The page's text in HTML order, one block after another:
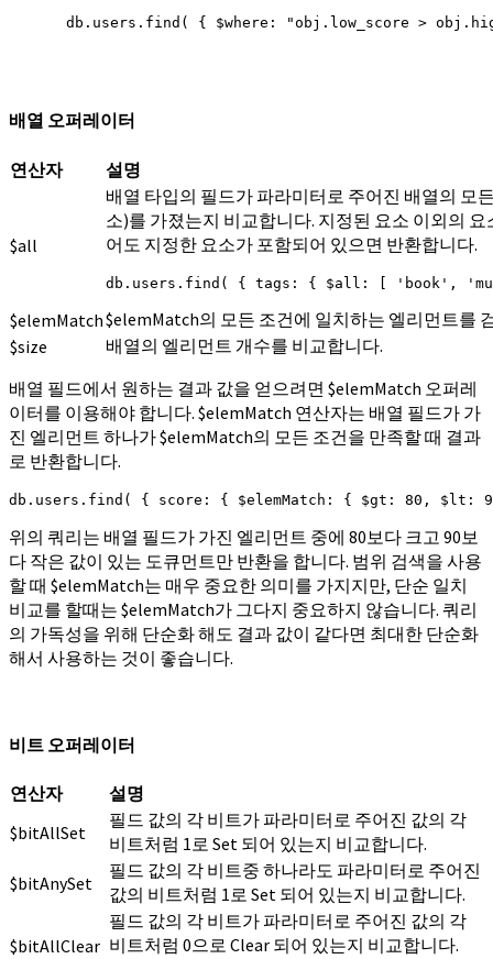
db.users.find( { $where: "obj.low_score >
배열 오퍼레이터
연산자 설명
$all
배열 타입의 필드가 파라미터로 주어진 배열의 모
소)를 가졌는지 비교합니다. 지정된 요소 이외의 요
어도 지정한 요소가 포함되어 있으면 반환합니다.
db.users.find( { tags: { $all: [ 'book',
$elemMatch$elemMatch의 모든 조건에 일치하는 엘리먼트를
$size
배열의 엘리먼트 개수를 비교합니다.
배열 필드에서 원하는 결과 값을 얻으려면 $elemMatch 오퍼레
이터를 이용해야 합니다. $elemMatch 연산자는 배열 필드가 가
진 엘리먼트 하나가 $elemMatch의 모든 조건을 만족할 때 결과
로 반환합니다.
db.users.find( { score: { $elemMatch: { $gt: 80,
위의 쿼리는 배열 필드가 가진 엘리먼트 중에 80보다 크고 90보
다 작은 값이 있는 도큐먼트만 반환을 합니다. 범위 검색을 사용
할 때 $elemMatch는 매우 중요한 의미를 가지지만, 단순 일치
비교를 할때는 $elemMatch가 그다지 중요하지 않습니다. 쿼리
의 가독성을 위해 단순화 해도 결과 값이 같다면 최대한 단순화
해서 사용하는 것이 좋습니다.
비트 오퍼레이터
연산자
설명
$bitAllSet
필드 값의 각 비트가 파라미터로 주어진 값의 각
비트처럼 1로 Set 되어 있는지 비교합니다.
$bitAnySet
필드 값의 각 비트중 하나라도 파라미터로 주어진
값의 비트처럼 1로 Set 되어 있는지 비교합니다.
$bitAllClear
필드 값의 각 비트가 파라미터로 주어진 값의 각
비트처럼 0으로 Clear 되어 있는지 비교합니다.